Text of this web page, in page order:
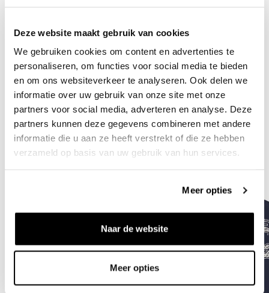
Deze website maakt gebruik van cookies
We gebruiken cookies om content en advertenties te
personaliseren, om functies voor social media te bieden
en om ons websiteverkeer te analyseren. Ook delen we
informatie over uw gebruik van onze site met onze
partners voor social media, adverteren en analyse. Deze
partners kunnen deze gegevens combineren met andere
informatie die u aan ze heeft verstrekt of die ze hebben
verzameld op basis van uw gebruik van hun services.
Meer opties
Naar de website
Meer opties
Need help?We're glad to help
info@bruut.nl Live chat Whatsapp
About this product
Shipment and returns
Related products